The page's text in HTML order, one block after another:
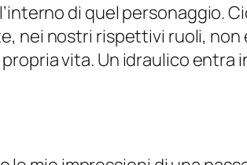
di quel personaggio.
nei nostri rispettivi ruoli,
vita. Un idraulico entra